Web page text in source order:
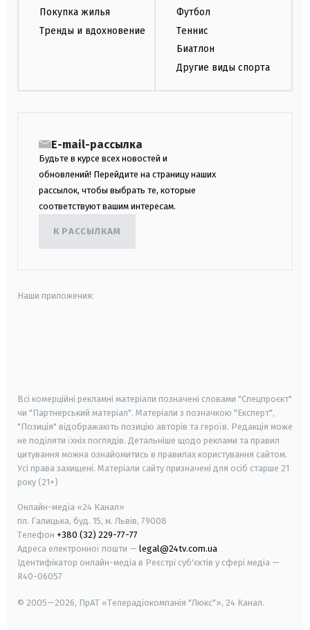
Покупка жилья
Тренды и вдохновение
Футбол
Теннис
Биатлон
Другие виды спорта
E-mail-рассылка
Будьте в курсе всех новостей и
обновлений! Перейдите на страницу наших
рассылок, чтобы выбрать те, которые
соответствуют вашим интересам.
К РАССЫЛКАМ
Наши приложения:
Всі комерційні рекламні матеріали позначені словами "Спецпроєкт"
чи "Партнерський матеріал". Матеріали з позначкою "Експерт",
"Позиція" відображають позицію авторів та героїв. Редакція може
не поділяти їхніх поглядів. Детальніше щодо реклами та правил
цитування можна ознайомитись в правилах користування сайтом.
Усі права захищені. Матеріали сайту призначені для осіб старше 21
року (21+)
Онлайн-медіа «24 Канал»
пл. Галицька, буд. 15, м. Львів, 79008
Телефон +380 (32) 229-77-77
Адреса електронної пошти — legal@24tv.com.ua
Ідентифікатор онлайн-медіа в Реєстрі суб'єктів у сфері медіа —
R40-06057
© 2005—2026, ПрАТ «Телерадіокомпанія "Люкс"», 24 Канал.